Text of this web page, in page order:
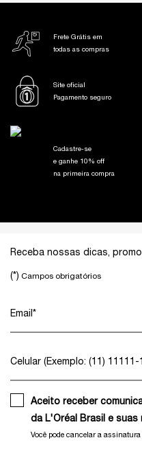
Frete Grátis em
todas as compras
Site oficial
Pagamento seguro
Cadastre-se
e ganhe 10% off
na primeira compra
Receba nossas dicas,
(*) Campos obrigatórios
Email *
Celular (Exemplo: (11) 11111-
Aceito receber
da L'Oréal Brasil e suas
Você pode cancelar a